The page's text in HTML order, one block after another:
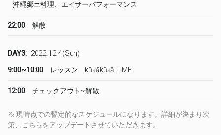
沖縄郷土料理、エイサーパフォーマンス
22:00 解散
DAY3: 2022.12.4(Sun)
9:00~10:00 レッスン kūkākūkā TIME
12:00 チェックアウト~解散
※ 現時点での暫定的なスケジュールになります。詳細が決まり次
第、こちらをアップデートさせていただきます。